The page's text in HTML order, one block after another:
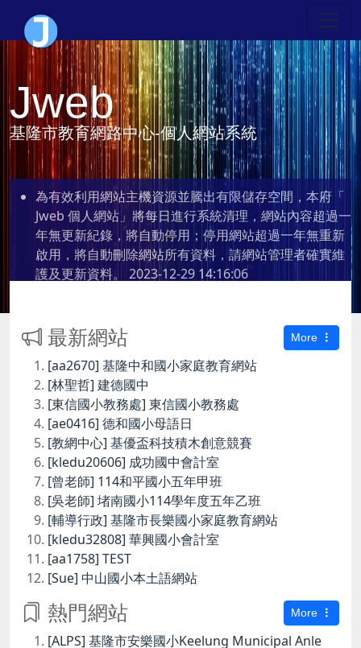
Jweb
基隆市教育網路中心-個人網站系統
為有效利用網站主機資源並騰出有限儲存空間，本府「
Jweb 個人網站」將每日進行系統清理，網站內容超過一
年無更新紀錄，將自動停用；停用網站超過一年無重新
啟用，將自動刪除網站所有資料，請網站管理者確實維
護及更新資料。 2023-12-29 14:16:06
最新網站 More
[aa2670] 基隆中和國小家庭教育網站
[林聖哲] 建德國中
[東信國小教務處] 東信國小教務處
[ae0416] 德和國小母語日
[教網中心] 基優盃科技積木創意競賽
[kledu20606] 成功國中會計室
[曾老師] 114和平國小五年甲班
[吳老師] 堵南國小114學年度五年乙班
[輔導行政] 基隆市長樂國小家庭教育網站
[kledu32808] 華興國小會計室
[aa1758] TEST
[Sue] 中山國小本土語網站
熱門網站 More
[ALPS] 基隆市安樂國小Keelung Municipal Anle